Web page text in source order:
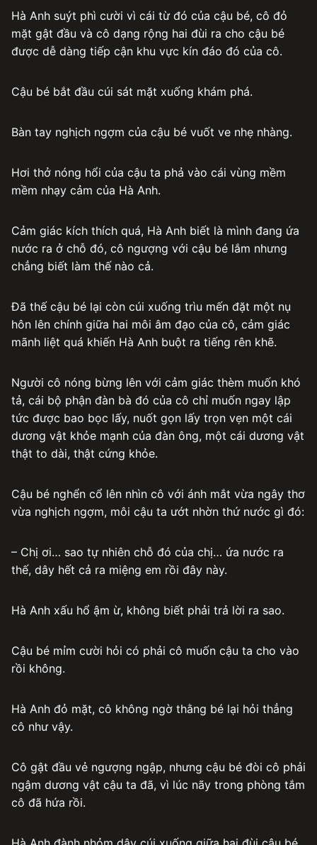
Hà Anh suýt phì cười vì cái từ đó của cậu bé, cô đỏ
mặt gật đầu và cô dạng rộng hai đùi ra cho cậu bé
được dễ dàng tiếp cận khu vực kín đáo đó của cô.
Cậu bé bắt đầu cúi sát mặt xuống khám phá.
Bàn tay nghịch ngợm của cậu bé vuốt ve nhẹ nhàng.
Hơi thở nóng hổi của cậu ta phả vào cái vùng mềm
mềm nhạy cảm của Hà Anh.
Cảm giác kích thích quá, Hà Anh biết là mình đang ứa
nước ra ở chỗ đó, cô ngượng với cậu bé lắm nhưng
chẳng biết làm thế nào cả.
Đã thế cậu bé lại còn cúi xuống trìu mến đặt một nụ
hôn lên chính giữa hai môi âm đạo của cô, cảm giác
mãnh liệt quá khiến Hà Anh buột ra tiếng rên khẽ.
Người cô nóng bừng lên với cảm giác thèm muốn khó
tả, cái bộ phận đàn bà đó của cô chỉ muốn ngay lập
tức được bao bọc lấy, nuốt gọn lấy trọn vẹn một cái
dương vật khỏe mạnh của đàn ông, một cái dương vật
thật to dài, thật cứng khỏe.
Cậu bé nghển cổ lên nhìn cô với ánh mắt vừa ngây thơ
vừa nghịch ngợm, môi cậu ta ướt nhờn thứ nước gì đó:
– Chị ơi… sao tự nhiên chỗ đó của chị… ứa nước ra
thế, dây hết cả ra miệng em rồi đây này.
Hà Anh xấu hổ ậm ừ, không biết phải trả lời ra sao.
Cậu bé mỉm cười hỏi có phải cô muốn cậu ta cho vào
rồi không.
Hà Anh đỏ mặt, cô không ngờ thằng bé lại hỏi thẳng
cô như vậy.
Cô gật đầu vẻ ngượng ngập, nhưng cậu bé đòi cô phải
ngậm dương vật cậu ta đã, vì lúc nãy trong phòng tắm
cô đã hứa rồi.